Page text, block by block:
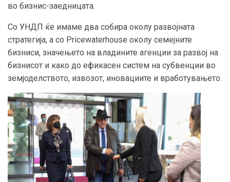
во бизнис-заедницата.
Со УНДП ќе имаме два собира околу развојната
стратегија, а со Pricewaterhouse околу семејните
бизниси, значењето на владините агенции за развој на
бизнисот и како до ефикасен систем на субвенции во
земјоделството, извозот, иновациите и вработувањето.